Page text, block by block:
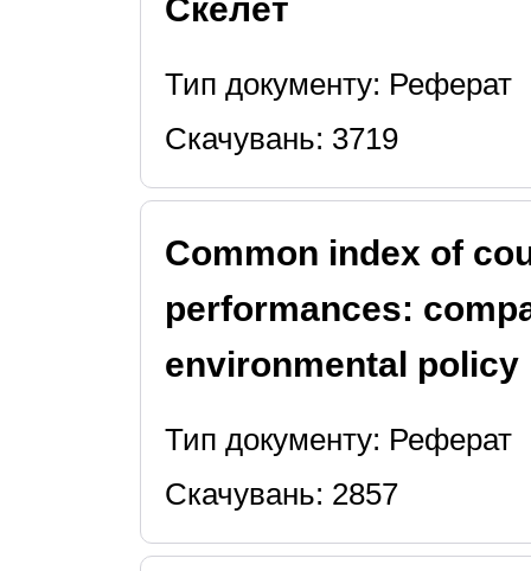
Скелет
Тип документу: Реферат
Скачувань: 3719
Common index of
performances:
environmental policy
Тип документу: Реферат
Скачувань: 2857